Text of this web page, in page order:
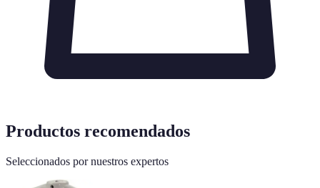
Productos recomendados
Seleccionados por nuestros expertos